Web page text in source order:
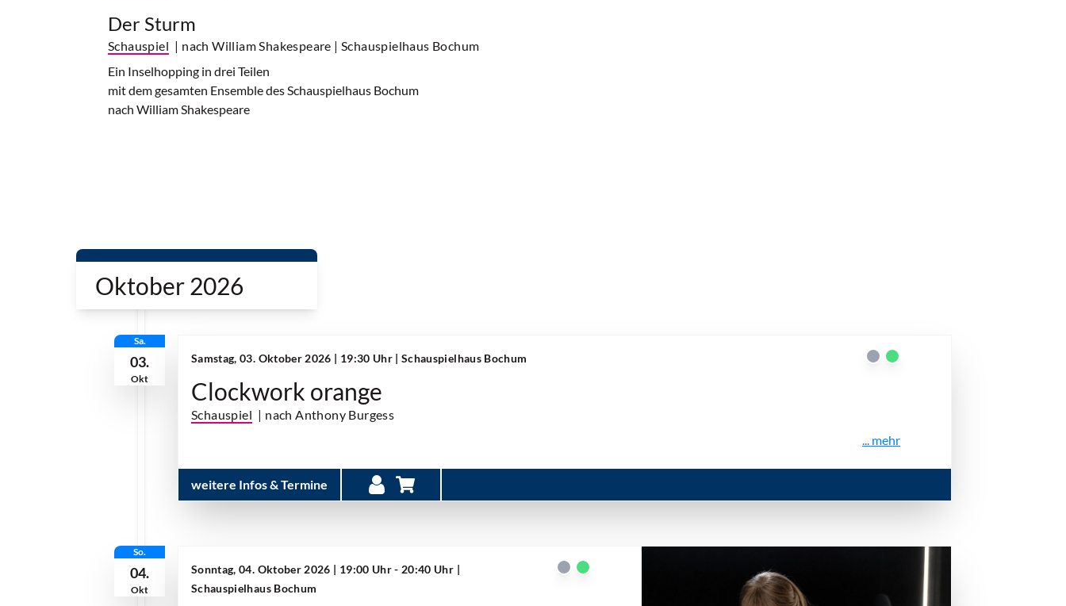
Der Sturm
Schauspiel | nach William Shakespeare | Schauspielhaus Bochum
Ein Inselhopping in drei Teilen
mit dem gesamten Ensemble des Schauspielhaus Bochum
nach William Shakespeare
Oktober 2026
Sa.
03.
Okt
Samstag, 03. Oktober 2026 | 19:30 Uhr | Schauspielhaus Bochum
Clockwork orange
Schauspiel | nach Anthony Burgess
... mehr
weitere Infos & Termine
So.
04.
Okt
Sonntag, 04. Oktober 2026 | 19:00 Uhr - 20:40 Uhr |
Schauspielhaus Bochum